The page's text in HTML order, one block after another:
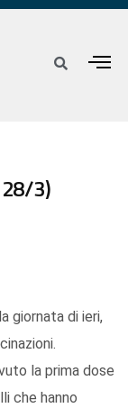
3)
giornata di ieri,
la prima dose
che hanno